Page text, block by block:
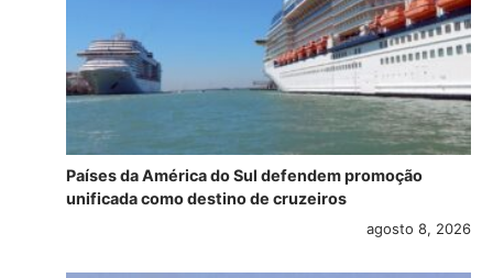
Países da América do Sul defendem promoção
unificada como destino de cruzeiros
agosto 8, 2026